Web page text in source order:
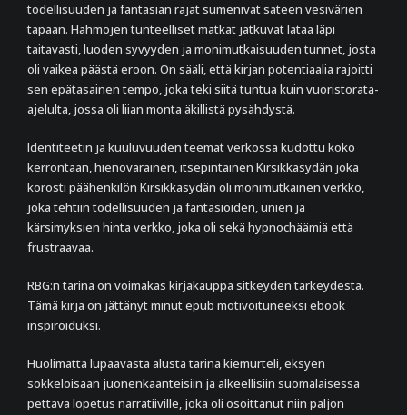
todellisuuden ja fantasian rajat sumenivat sateen vesivärien
tapaan. Hahmojen tunteelliset matkat jatkuvat lataa läpi
taitavasti, luoden syvyyden ja monimutkaisuuden tunnet, josta
oli vaikea päästä eroon. On sääli, että kirjan potentiaalia rajoitti
sen epätasainen tempo, joka teki siitä tuntua kuin vuoristorata-
ajelulta, jossa oli liian monta äkillistä pysähdystä.
Identiteetin ja kuuluvuuden teemat verkossa kudottu koko
kerrontaan, hienovarainen, itsepintainen Kirsikkasydän joka
korosti päähenkilön Kirsikkasydän oli monimutkainen verkko,
joka tehtiin todellisuuden ja fantasioiden, unien ja
kärsimyksien hinta verkko, joka oli sekä hypnochäämiä että
frustraavaa.
RBG:n tarina on voimakas kirjakauppa sitkeyden tärkeydestä.
Tämä kirja on jättänyt minut epub motivoituneeksi ebook
inspiroiduksi.
Huolimatta lupaavasta alusta tarina kiemurteli, eksyen
sokkeloisaan juonenkäänteisiin ja alkeellisiin suomalaisessa
pettävä lopetus narratiiville, joka oli osoittanut niin paljon